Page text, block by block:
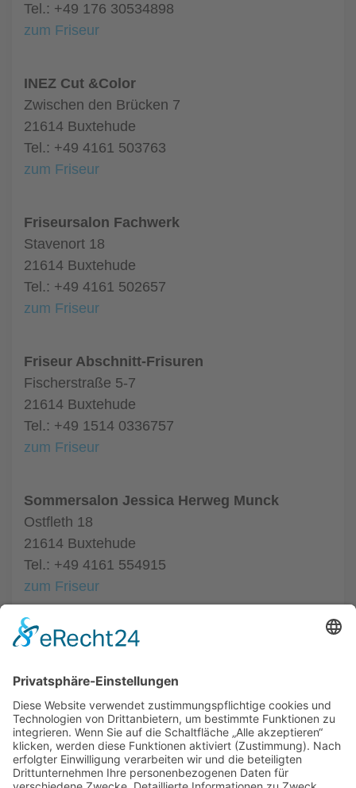
Tel.: +49 176 30534898
zum Friseur
INEZ Cut &Color
Zwischen den Brücken 7
21614 Buxtehude
Tel.: +49 4161 503763
zum Friseur
Friseursalon Fachwerk
Stavenort 18
21614 Buxtehude
Tel.: +49 4161 502657
zum Friseur
Friseur Abschnitt-Frisuren
Fischerstraße 5-7
21614 Buxtehude
Tel.: +49 1514 0336757
zum Friseur
Sommersalon Jessica Herweg Munck
Ostfleth 18
21614 Buxtehude
Tel.: +49 4161 554915
zum Friseur
Friseursalon de Kapper
21614 Buxtehude
Tel.: +49 4161 9945833
zum Friseur